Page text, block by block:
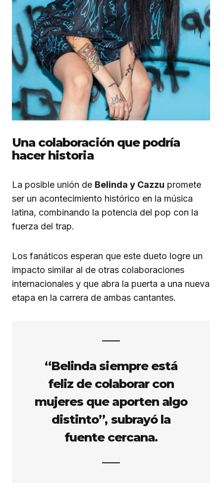
Una colaboración que podría
hacer historia
La posible unión de Belinda y Cazzu promete
ser un acontecimiento histórico en la música
latina, combinando la potencia del pop con la
fuerza del trap.
Los fanáticos esperan que este dueto logre un
impacto similar al de otras colaboraciones
internacionales y que abra la puerta a una nueva
etapa en la carrera de ambas cantantes.
“Belinda siempre está
feliz de colaborar con
mujeres que aporten algo
distinto”, subrayó la
fuente cercana.